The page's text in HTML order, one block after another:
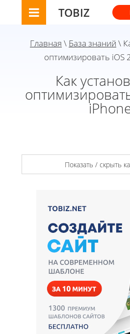
TOBIZ
Главная \ База знаний \
оптимизировать iOS
Как
Показать / скрыть